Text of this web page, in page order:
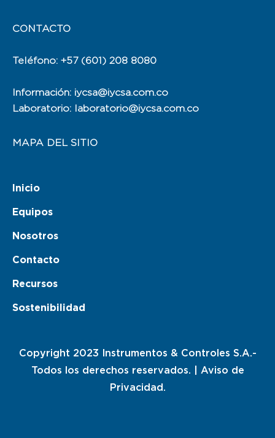
CONTACTO
Teléfono: +57 (601) 208 8080
Información: iycsa@iycsa.com.co
Laboratorio: laboratorio@iycsa.com.co
MAPA DEL SITIO
Inicio
Equipos
Nosotros
Contacto
Recursos
Sostenibilidad
Copyright 2023 Instrumentos & Controles S.A.-
Todos los derechos reservados. | Aviso de
Privacidad.